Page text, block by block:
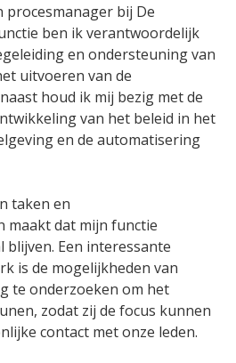
procesmanager bij De
ben ik verantwoordelijk
en ondersteuning van
uitvoeren van de
houd ik mij bezig met de
van het beleid in het
en de automatisering
taken en
maakt dat mijn functie
blijven. Een interessante
is de mogelijkheden van
te onderzoeken om het
zodat zij de focus kunnen
contact met onze leden.